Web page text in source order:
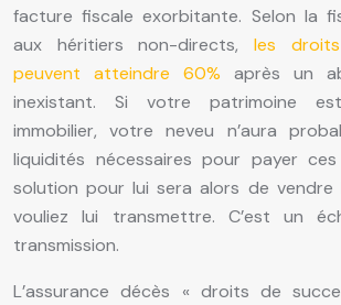
facture fiscale exorbitante. Selon la
aux héritiers non-directs, les
peuvent atteindre 60% après un
inexistant. Si votre patrimoine est
immobilier, votre neveu n’aura
liquidités nécessaires pour payer
solution pour lui sera alors de vendre
vouliez lui transmettre. C’est un
transmission.
L’assurance décès « droits de